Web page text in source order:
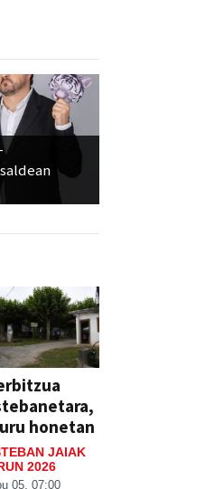
honetan
JAIAK
2026
05, 07:00